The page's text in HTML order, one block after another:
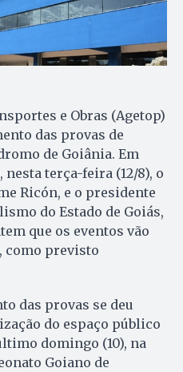
e Obras (Agetop)
das provas de
de Goiânia. Em
terça-feira (12/8), o
Ricón, e o presidente
do Estado de Goiás,
que os eventos vão
como previsto
das provas se deu
do espaço público
domingo (10), na
Goiano de